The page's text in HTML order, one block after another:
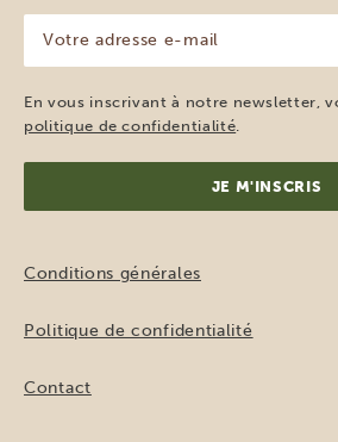
adresse
e-
mail
(Nécessaire)
En vous inscrivant à notre newsletter,
politique de confidentialité
Conditions générales
Politique de confidentialité
Contact